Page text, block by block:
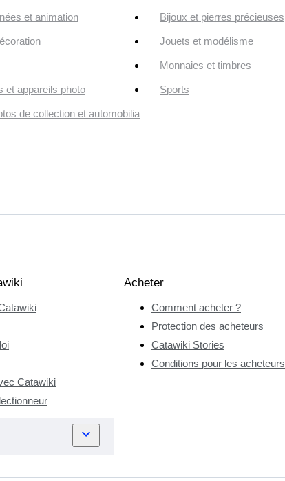
et animation Bijoux et pierres précieuses
Jouets et modélisme
Monnaies et timbres
et appareils photo Sports
de collection et automobilia
Catawiki
Acheter
Comment acheter ?
Protection des acheteurs
Catawiki Stories
Conditions pour les acheteurs